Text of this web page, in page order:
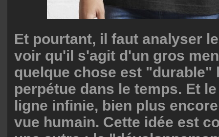
Et pourtant, il faut analyser
voir qu'il s'agit d'un gros
quelque chose est "durable"
perpétue dans le temps. Et
ligne infinie, bien plus
vue humain. Cette idée est